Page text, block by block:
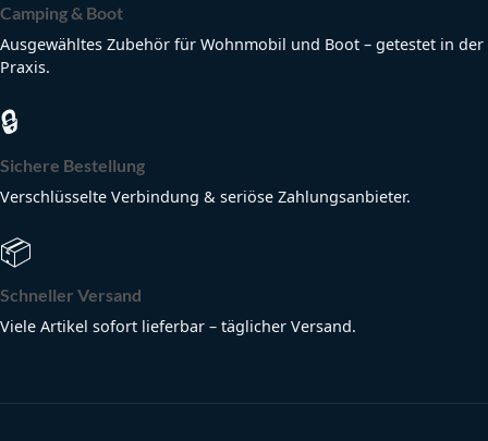
Camping & Boot
Ausgewähltes Zubehör für Wohnmobil und Boot – getestet in der
Praxis.
🔒
Sichere Bestellung
Verschlüsselte Verbindung & seriöse Zahlungsanbieter.
📦
Schneller Versand
Viele Artikel sofort lieferbar – täglicher Versand.